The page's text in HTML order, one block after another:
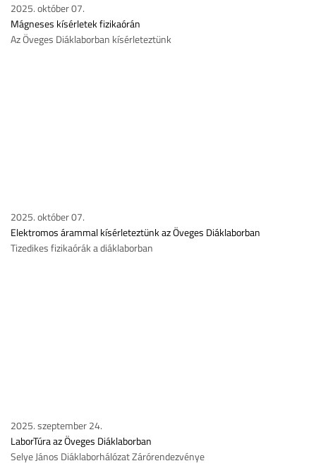
2025. október 07.
Mágneses kísérletek fizikaórán
Az Öveges Diáklaborban kísérleteztünk
2025. október 07.
Elektromos árammal kísérleteztünk az Öveges Diáklaborban
Tizedikes fizikaórák a diáklaborban
2025. szeptember 24.
LaborTúra az Öveges Diáklaborban
Selye János Diáklaborhálózat Zárórendezvénye